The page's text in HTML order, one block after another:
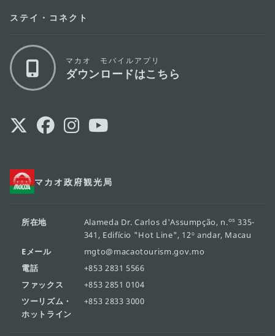
マカオ政府観光局
所在地 Alameda Dr. Carlos d'Assumpção, n.os 335-
341, Edifício "Hot Line", 12º andar, Macau
Eメール
mgto@macaotourism.gov.mo
電話
+853 2831 5566
ファックス
+853 2851 0104
ツーリズム・
ホットライン
+853 2833 3000
ステイ・コネクト
マカオ モバイルアプリ
ダウンロードはこちら